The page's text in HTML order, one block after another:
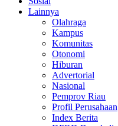
Lainnya
Olahraga
Kampus
Komunitas
Otonomi
Hiburan
Advertorial
Nasional
Pemprov Riau
Profil Perusahaan
Index Berita